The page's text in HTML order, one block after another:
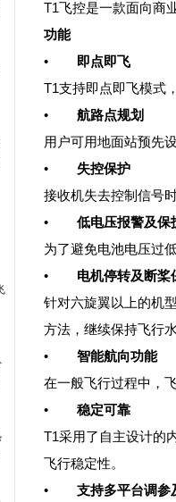
T1飞控是一款面向商
功能
•
即点即飞
T1支持即点即飞模式
• 航路点规划
用户可用地面站预先
• 失控保护
接收机失去控制信号
• 低电压报警及保
为了避免电池电压过
• 电机停转及断桨
针对六旋翼以上的机
方法，继续保持飞行
• 智能航向功能
在一般飞行过程中，
• 稳定可靠
T1采用了自主设计的
飞行稳定性。
• 支持多平台调参